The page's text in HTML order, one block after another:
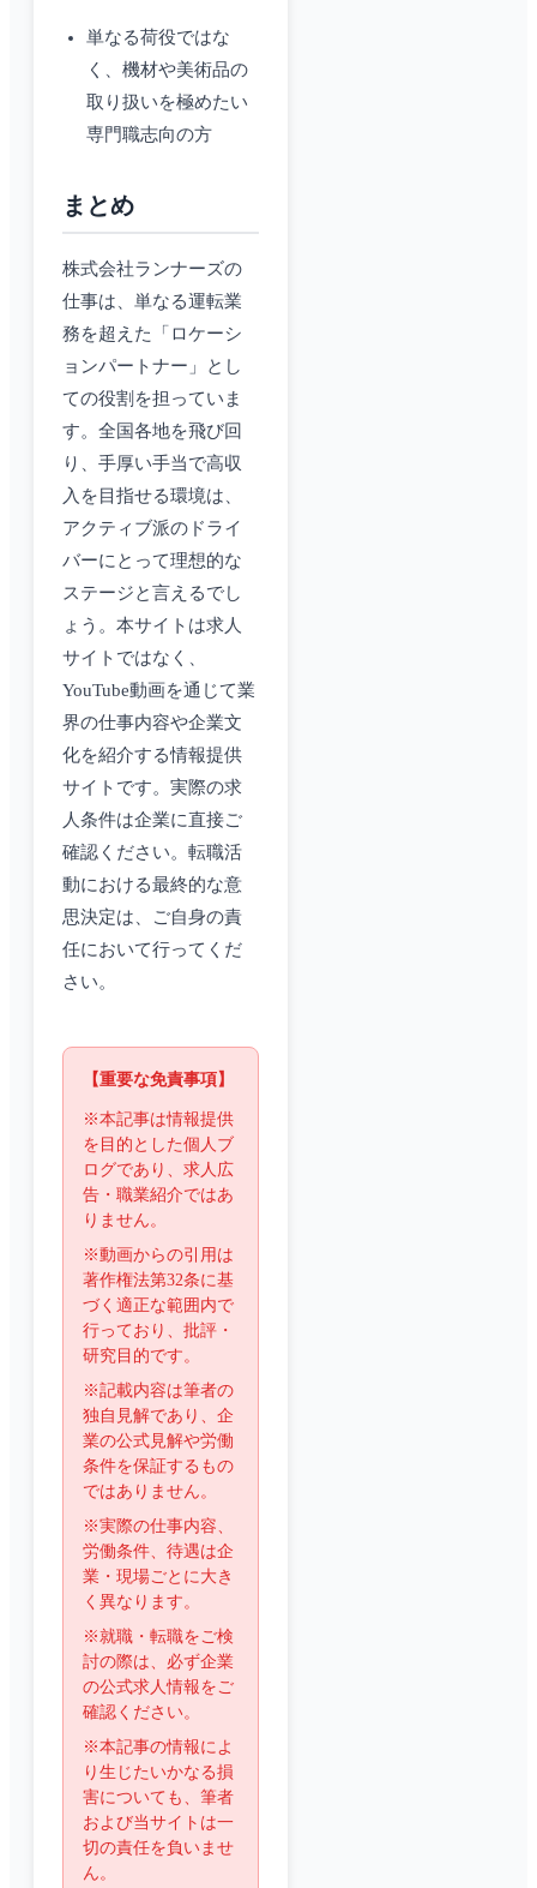
単なる荷役ではな
く、機材や美術品の
取り扱いを極めたい
専門職志向の方
まとめ
株式会社ランナーズの
仕事は、単なる運転業
務を超えた「ロケーシ
ョンパートナー」とし
ての役割を担っていま
す。全国各地を飛び回
り、手厚い手当で高収
入を目指せる環境は、
アクティブ派のドライ
バーにとって理想的な
ステージと言えるでし
ょう。本サイトは求人
サイトではなく、
YouTube動画を通じて業
界の仕事内容や企業文
化を紹介する情報提供
サイトです。実際の求
人条件は企業に直接ご
確認ください。転職活
動における最終的な意
思決定は、ご自身の責
任において行ってくだ
さい。
【重要な免責事項】
※本記事は情報提供
を目的とした個人ブ
ログであり、求人広
告・職業紹介ではあ
りません。
※動画からの引用は
著作権法第32条に基
づく適正な範囲内で
行っており、批評・
研究目的です。
※記載内容は筆者の
独自見解であり、企
業の公式見解や労働
条件を保証するもの
ではありません。
※実際の仕事内容、
労働条件、待遇は企
業・現場ごとに大き
く異なります。
※就職・転職をご検
討の際は、必ず企業
の公式求人情報をご
確認ください。
※本記事の情報によ
り生じたいかなる損
害についても、筆者
および当サイトは一
切の責任を負いませ
ん。